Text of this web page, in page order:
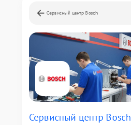
Сервисный центр Bosch
Сервисный центр Bosch